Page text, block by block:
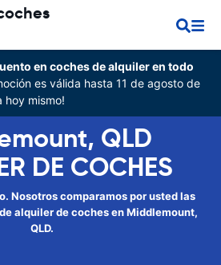
en coches de alquiler en todo
es válida hasta 11 de agosto de
hoy mismo!
QLD
DE COCHES
Nosotros comparamos por usted las
alquiler de coches en Middlemount,
QLD.